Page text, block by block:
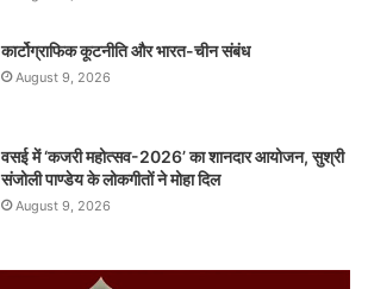
कार्टोग्राफिक कूटनीति और भारत-चीन संबंध
August 9, 2026
वसई में ‘कजरी महोत्सव-2026’ का शानदार आयोजन, सुश्री
संजोली पाण्डेय के लोकगीतों ने मोहा दिल
August 9, 2026